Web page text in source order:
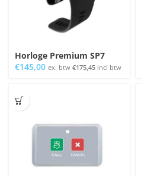
Horloge Premium SP7
€145,00 ex. btw €175,45 incl btw